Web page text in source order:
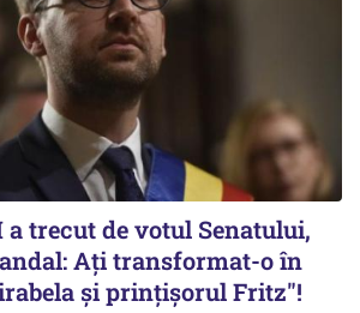
a trecut de votul Senatului,
Ați transformat-o în
şi prinţişorul Fritz"!